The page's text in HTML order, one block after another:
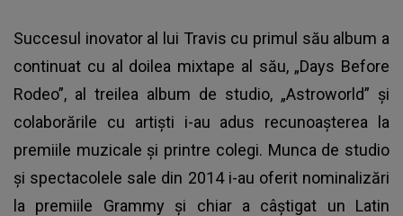
Succesul inovator al lui Travis cu primul său album a
continuat cu al doilea mixtape al său, „Days Before
Rodeo”, al treilea album de studio, „Astroworld” și
colaborările cu artiști i-au adus recunoașterea la
premiile muzicale și printre colegi. Munca de studio
și spectacolele sale din 2014 i-au oferit nominalizări
la premiile Grammy și chiar a câștigat un Latin